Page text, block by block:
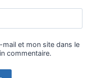
et mon site dans le
commentaire.